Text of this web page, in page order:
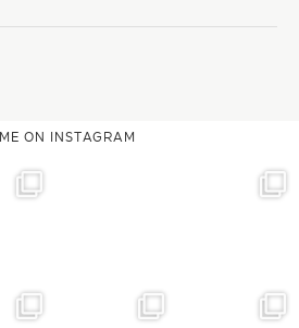
ME ON INSTAGRAM